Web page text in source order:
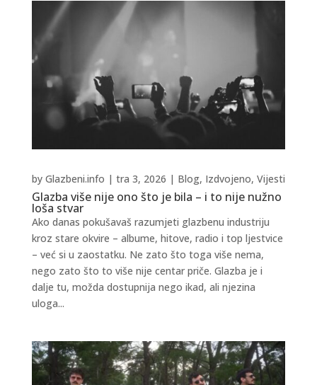
Glazba više nije ono što je bila – i to nije nužno
loša stvar
by Glazbeni.info | tra 3, 2026 | Blog, Izdvojeno, Vijesti
Ako danas pokušavaš razumjeti glazbenu industriju
kroz stare okvire – albume, hitove, radio i top ljestvice
– već si u zaostatku. Ne zato što toga više nema,
nego zato što to više nije centar priče. Glazba je i
dalje tu, možda dostupnija nego ikad, ali njezina
uloga...